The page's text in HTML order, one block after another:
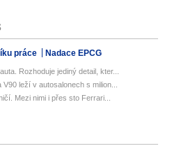
práce Nadace EPCG
Rozhoduje jediný detail, kter...
leží v autosalonech s milion...
Mezi nimi i přes sto Ferrari...